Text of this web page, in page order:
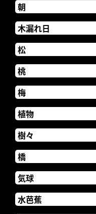
朝
木漏れ日
松
桃
梅
植物
樹々
橋
気球
水芭蕉